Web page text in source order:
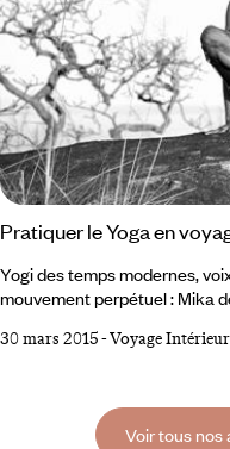
Pratiquer le Yoga en
Yogi des temps modernes,
mouvement perpétuel : Mika
Monde, il s’apprête à
pays et pratique du yoga ?
30 mars 2015-Voyage Intérieur
Voir tous nos